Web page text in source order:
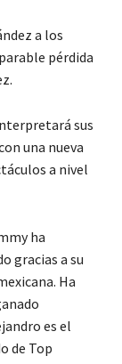
a los
pérdida
sus
una nueva
a nivel
ha
gracias a su
Ha
es el
de Top